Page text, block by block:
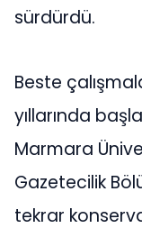
sürdürdü.
Beste
yıllarında
Marmara
Gazetecilik
tekrar